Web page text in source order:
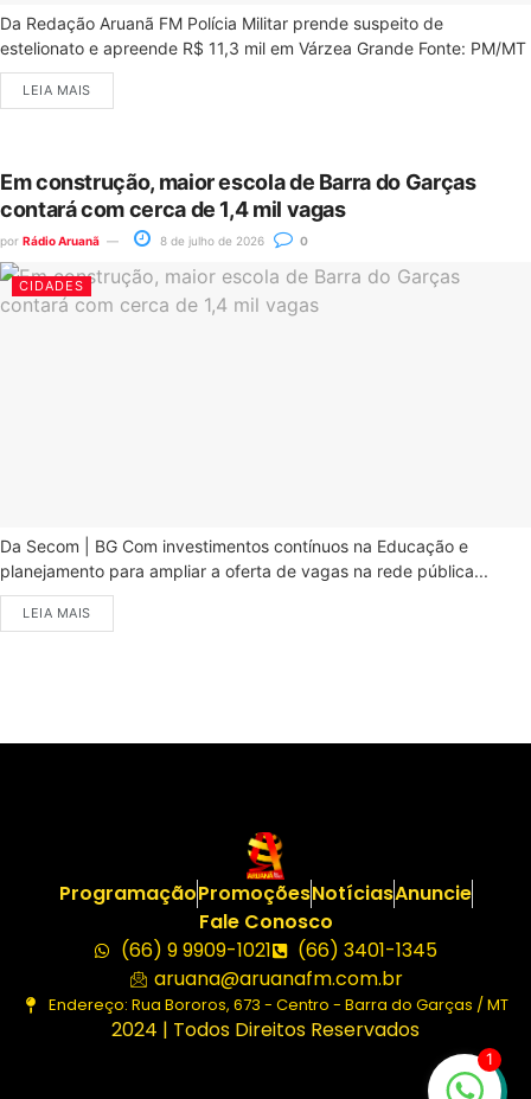
Da Redação Aruanã FM Polícia Militar prende suspeito de
estelionato e apreende R$ 11,3 mil em Várzea Grande Fonte: PM/MT
LEIA MAIS
Em construção, maior escola de Barra do Garças
contará com cerca de 1,4 mil vagas
por Rádio Aruanã 8 de julho de 2026 0
CIDADES
Da Secom | BG Com investimentos contínuos na Educação e
planejamento para ampliar a oferta de vagas na rede pública...
LEIA MAIS
ProgramaçãoPromoçõesNotíciasAnuncie
Fale Conosco
(66) 9 9909-1021
(66) 3401-1345
aruana@aruanafm.com.br
Endereço: Rua Bororos, 673 - Centro - Barra do Garças / MT
2024 | Todos Direitos Reservados
1